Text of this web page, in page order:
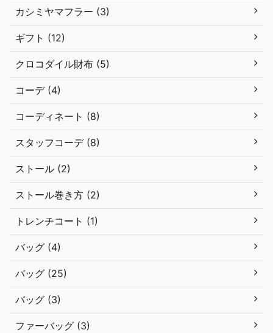
カシミヤマフラー (3)
ギフト (12)
クロコダイル財布 (5)
コーデ (4)
コーディネート (8)
スタッフコーデ (8)
ストール (2)
ストール巻き方 (2)
トレンチコート (1)
バッグ (4)
バッグ (25)
バッグ (3)
ファーバッグ (3)